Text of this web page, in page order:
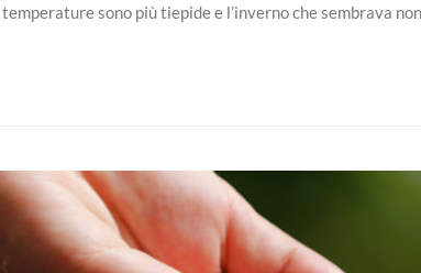
sono più tiepide e l’inverno che sembrava